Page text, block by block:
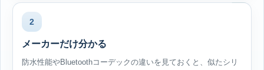
2
メーカーだけ分かる
防水性能やBluetoothコーデックの違いを見ておくと、似たシリ